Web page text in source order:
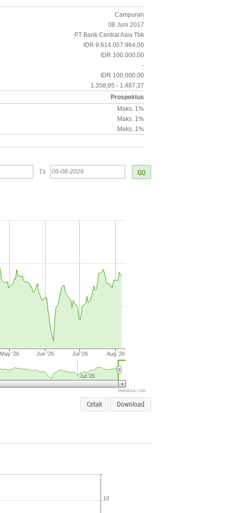
Campuran
08 Juni 2017
PT Bank Central Asia Tbk
IDR 9.614.057.964,00
IDR 100.000,00
-
IDR 100.000,00
1.358,95 - 1.487,37
Prospektus
Maks. 1%
Maks. 1%
Maks. 1%
To
May '26 Jun '26 Jul '26 Aug '26
Jul '26
Bareksa.com
Cetak Download
10